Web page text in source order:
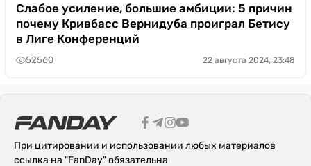
Слабое усиление, большие амбиции: 5 причин
почему Кривбасс Вернидуба проиграл Бетису
в Лиге Конференций
52560 22 августа 2024, 23:48
При цитировании и использовании любых материалов
ссылка на "FanDay" обязательна